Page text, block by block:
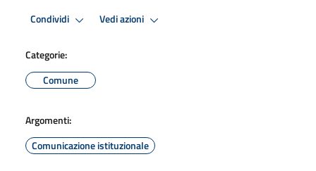
Condividi Vedi azioni
Categorie:
Comune
Argomenti:
Comunicazione istituzionale